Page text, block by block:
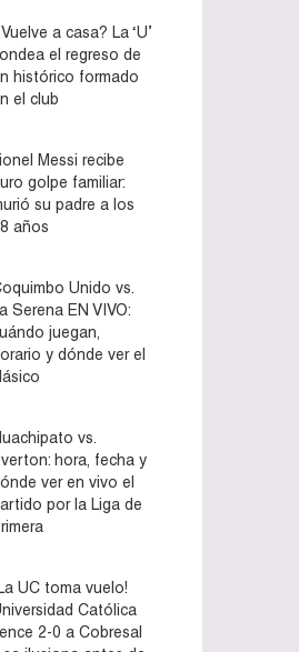
a casa? La ‘U’
el regreso de
histórico formado
el club
Messi recibe
golpe familiar:
su padre a los
años
Unido vs.
Serena EN VIVO:
juegan,
y dónde ver el
vs.
hora, fecha y
ver en vivo el
por la Liga de
UC toma vuelo!
Católica
2-0 a Cobresal